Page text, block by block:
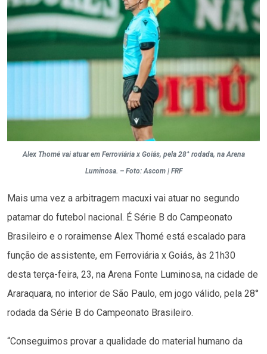
Alex Thomé vai atuar em Ferroviária x Goiás, pela 28° rodada, na Arena
Luminosa. – Foto: Ascom | FRF
Mais uma vez a arbitragem macuxi vai atuar no segundo
patamar do futebol nacional. É Série B do Campeonato
Brasileiro e o roraimense Alex Thomé está escalado para
função de assistente, em Ferroviária x Goiás, às 21h30
desta terça-feira, 23, na Arena Fonte Luminosa, na cidade de
Araraquara, no interior de São Paulo, em jogo válido, pela 28°
rodada da Série B do Campeonato Brasileiro.
“Conseguimos provar a qualidade do material humano da